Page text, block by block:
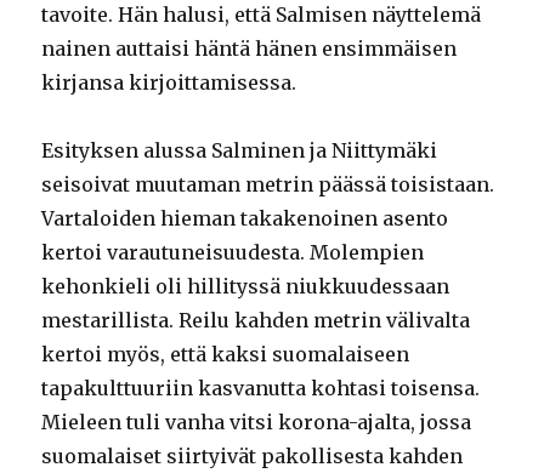
tavoite. Hän halusi, että Salmisen näyttelemä
nainen auttaisi häntä hänen ensimmäisen
kirjansa kirjoittamisessa.
Esityksen alussa Salminen ja Niittymäki
seisoivat muutaman metrin päässä toisistaan.
Vartaloiden hieman takakenoinen asento
kertoi varautuneisuudesta. Molempien
kehonkieli oli hillityssä niukkuudessaan
mestarillista. Reilu kahden metrin välivalta
kertoi myös, että kaksi suomalaiseen
tapakulttuuriin kasvanutta kohtasi toisensa.
Mieleen tuli vanha vitsi korona-ajalta, jossa
suomalaiset siirtyivät pakollisesta kahden